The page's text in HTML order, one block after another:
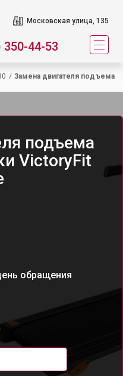
Московская улица, 135
350-44-53
/ Замена двигателя подъема
подъема
VictoryFit
обращения